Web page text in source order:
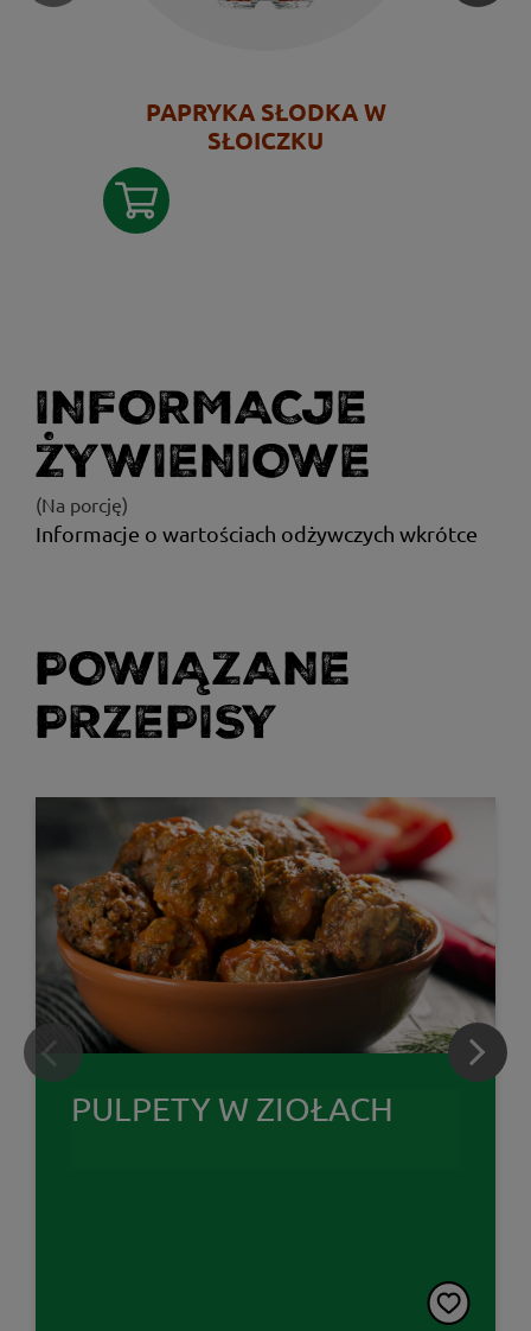
PAPRYKA SŁODKA W
SŁOICZKU
INFORMACJE
ŻYWIENIOWE
(Na porcję)
Informacje o wartościach odżywczych wkrótce
POWIĄZANE
PRZEPISY
PULPETY W ZIOŁACH